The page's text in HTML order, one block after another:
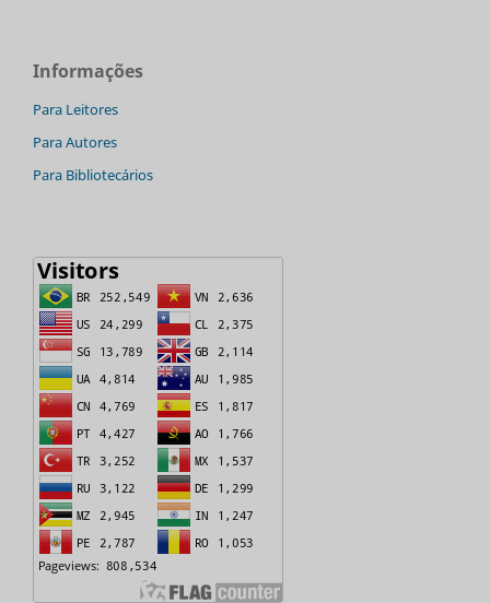
Informações
Para Leitores
Para Autores
Para Bibliotecários